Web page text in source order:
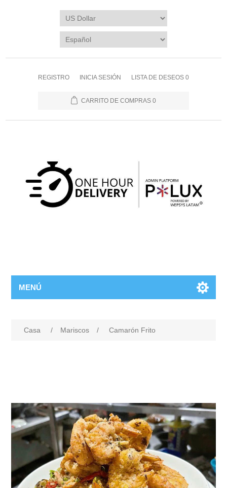
REGISTRO INICIA SESIÓN LISTA DE DESEOS 0
CARRITO DE COMPRAS 0
MENÚ
Casa / Mariscos / Camarón Frito